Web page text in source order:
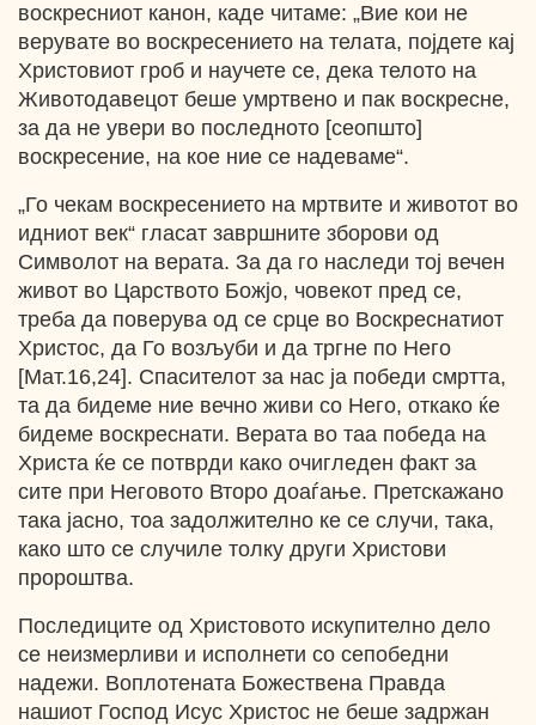
воскресниот канон, каде читаме: „Вие кои не
верувате во воскресението на телата, појдете кај
Христовиот гроб и научете се, дека телото на
Животодавецот беше умртвено и пак воскресне,
за да не увери во последното [сеопшто]
воскресение, на кое ние се надеваме“.
„Го чекам воскресението на мртвите и животот во
идниот век“ гласат завршните зборови од
Символот на верата. За да го наследи тој вечен
живот во Царството Божјо, човекот пред се,
треба да поверува од се срце во Воскреснатиот
Христос, да Го возљуби и да тргне по Него
[Мат.16,24]. Спасителот за нас ја победи смртта,
та да бидеме ние вечно живи со Него, откако ќе
бидеме воскреснати. Верата во таа победа на
Христа ќе се потврди како очигледен факт за
сите при Неговото Второ доаѓање. Претскажано
така јасно, тоа задолжително ке се случи, така,
како што се случиле толку други Христови
пророштва.
Последиците од Христовото искупително дело
се неизмерливи и исполнети со сепобедни
надежи. Воплотената Божествена Правда
нашиот Господ Исус Христос не беше задржан